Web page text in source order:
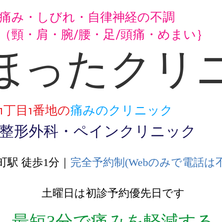
み・しびれ・自律神経の不調
頸・肩・腕/腰・足/頭痛・めまい｝
ったクリ
丁目1番地の痛みのクリニック
形外科・ペインクリニック
駅 徒歩1分｜ 完全予約制(Webのみで電話は
土曜日は初診予約優先日です